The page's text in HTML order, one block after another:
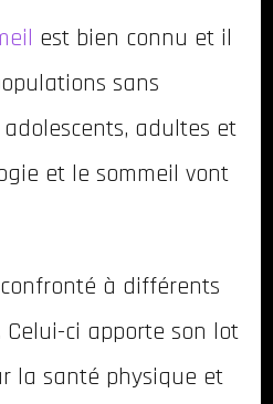
est bien connu et il
sans
adultes et
et le sommeil vont
à différents
ci apporte son lot
la santé physique et